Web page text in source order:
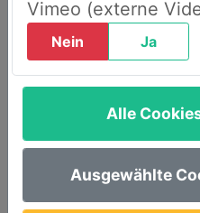
Geben Sie dort
ein.
Wählen Sie die
vergessen“.
Sie erhalten
einem Link, um
festzulegen.
Anschließend
Vimeo (externe
Nein Ja
Alle
Ausgewählte